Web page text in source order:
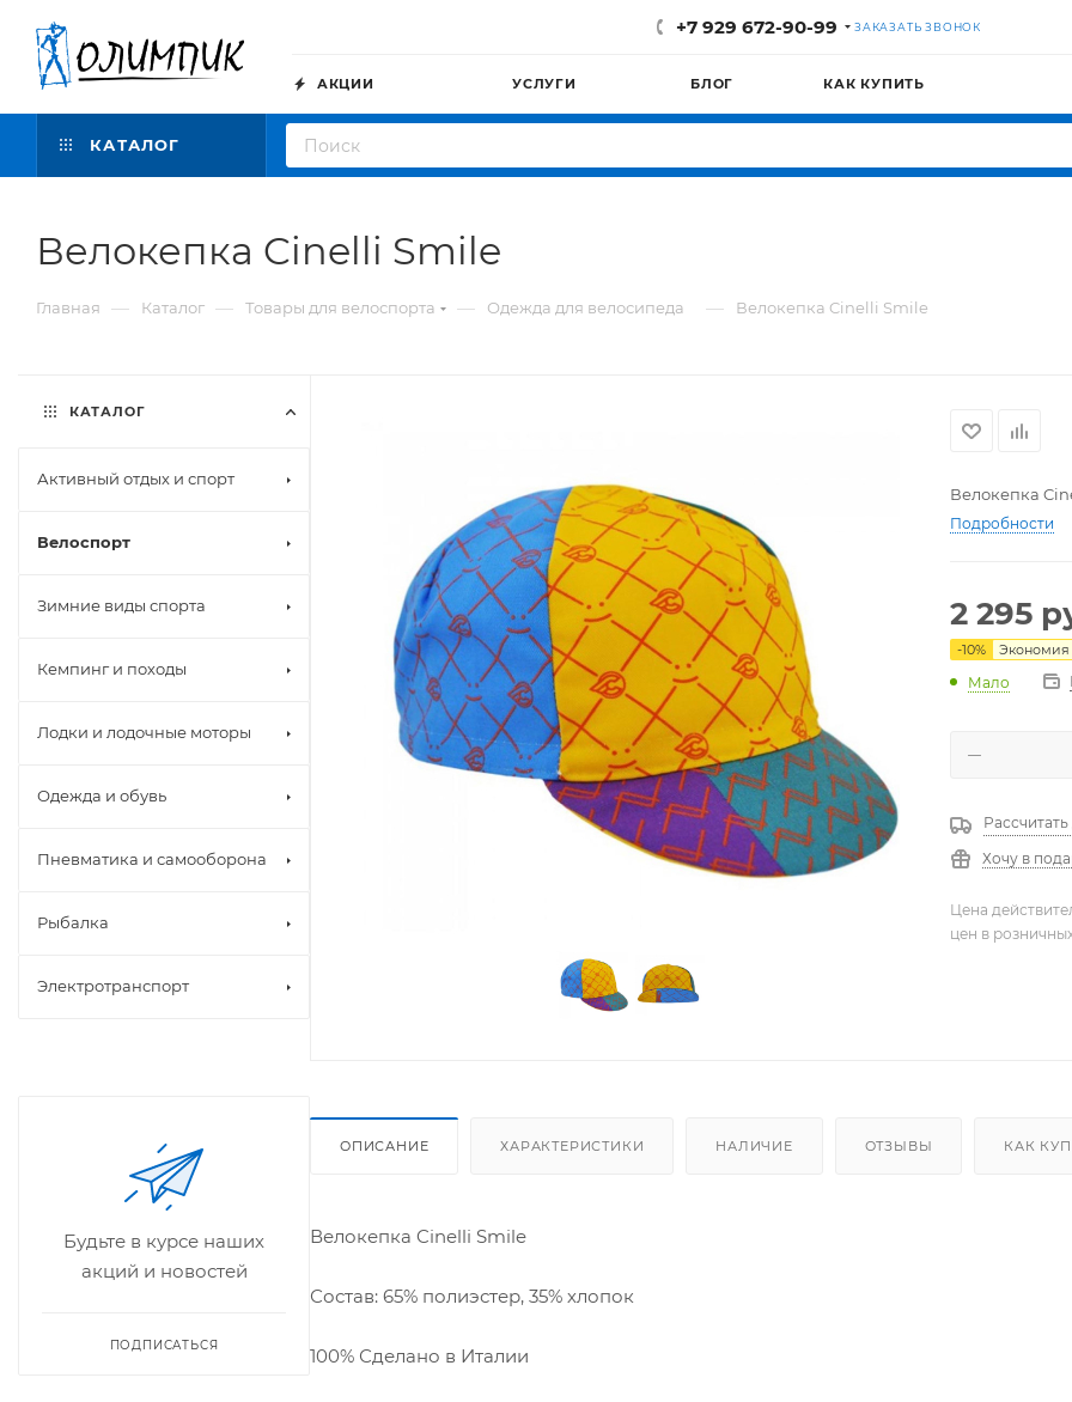
+7 929 672-90-99 ЗАКАЗАТЬ ЗВОНОК
АКЦИИ УСЛУГИ БЛОГ КАК КУПИТЬ
КАТАЛОГ
Велокепка Cinelli Smile
Главная — Каталог — Товары для велоспорта — Одежда для велосипеда — Велокепка Cinelli Smile
Велокепка
Подробности
2 295
-10% Экономия
Мало
Хочу в
Цена
цен в
ОПИСАНИЕ ХАРАКТЕРИСТИКИ НАЛИЧИЕ ОТЗЫВЫ КАК
Велокепка Cinelli Smile
Состав: 65% полиэстер, 35% хлопок
100% Сделано в Италии
КАТАЛОГ
Активный отдых и спорт
Велоспорт
Зимние виды спорта
Кемпинг и походы
Лодки и лодочные моторы
Одежда и обувь
Пневматика и самооборона
Рыбалка
Электротранспорт
Будьте в курсе наших
акций и новостей
ПОДПИСАТЬСЯ